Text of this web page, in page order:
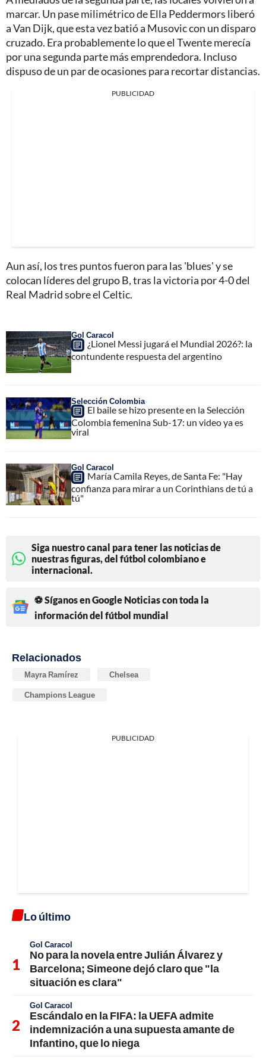
marcar. Un pase milimétrico de Ella Peddermors liberó
a Van Dijk, que esta vez batió a Musovic con un disparo
cruzado. Era probablemente lo que el Twente merecía
por una segunda parte más emprendedora. Incluso
dispuso de un par de ocasiones para recortar distancias.
PUBLICIDAD
Aun así, los tres puntos fueron para las 'blues' y se
colocan líderes del grupo B, tras la victoria por 4-0 del
Real Madrid sobre el Celtic.
Gol Caracol
¿Lionel Messi jugará el Mundial 2026?: la
contundente respuesta del argentino
Selección Colombia
El baile se hizo presente en la Selección
Colombia femenina Sub-17: un video ya es
viral
Gol Caracol
María Camila Reyes, de Santa Fe: "Hay
confianza para mirar a un Corinthians de tú a
tú"
Siga nuestro canal para tener las noticias de
nuestras figuras, del fútbol colombiano e
internacional.
⚽ Síganos en Google Noticias con toda la
información del fútbol mundial
Relacionados
Mayra Ramírez Chelsea
Champions League
PUBLICIDAD
Lo último
Gol Caracol
No para la novela entre Julián Álvarez y
Barcelona; Simeone dejó claro que "la
situación es clara"
Gol Caracol
Escándalo en la FIFA: la UEFA admite
indemnización a una supuesta amante de
Infantino, que lo niega